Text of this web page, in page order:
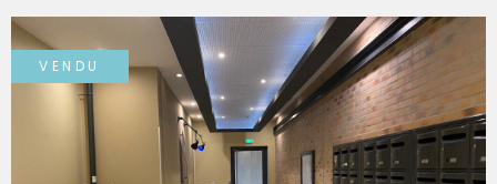
QUI
CONTACT
VENDU